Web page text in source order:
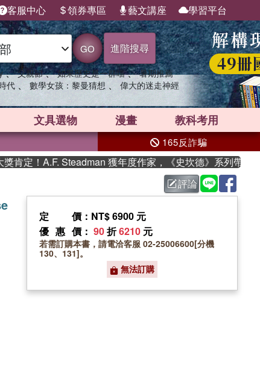
客服中心 領券專區 藝文講座 學習平台
GO 進階搜尋
、 父親節 、 如果歷史是一群喵 、 暑期推薦
代 、 數學女孩：黎曼猜想 、 偉大的迷走神經
文具選物 漫畫 教科考用
165反詐騙
！A.F. Steadman 獲年度作家，《史坎德》系列帶你踏上
評論
定價 ：NT$ 6900 元
優惠價 ： 90折6210 元
若需訂購本書，請電洽客服 02-25006600[分機
130、131]。
無法訂購